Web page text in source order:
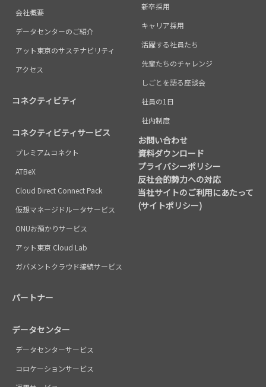
(2)当社データセンターサービスの提供に関し
て取得した個人情報
当社データセンターをご利用いただくための
本人認証のため。
当社データセンターサービスの提供・委託に
必要な連絡、契約の履行のため。
当社施設の安全維持、安全管理のため。
ご意見の収集、サービスの向上又はシステム
の改良・開発のため。
(3)社員等、退職者、採用応募者に関して取得
した個人情報
人事労務管理、福利厚生、労働関連法令への
対応のため。
事務連絡、その他緊急時に連絡を実施するた
め。
当社の採用活動に関連する連絡、企業説明会
等の対応のため。
で取得した個人情報
ご請求のあった資料をお届けするため。
契約に関するご案内文書等をお届けするた
その他必要なご案内状、ご挨拶状をお届けす
会社概要
データセンターのご紹介
アット東京のサステナビリティ
アクセス
コネクティビティ
コネクティビティサービス
プレミアムコネクト
ATBeX
Cloud Direct Connect Pack
仮想マネージドルータサービス
ONUお預かりサービス
アット東京 Cloud Lab
ガバメントクラウド接続サービス
パートナー
データセンター
データセンターサービス
コロケーションサービス
新卒採用
キャリア採用
活躍する社員たち
先輩たちのチャレンジ
しごとを語る座談会
社員の1日
社内制度
お問い合わせ
資料ダウンロード
プライバシーポリシー
反社会的勢力への対応
当社サイトのご利用にあたって
(サイトポリシー)